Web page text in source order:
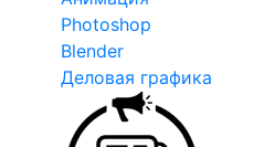
Photoshop
Blender
Деловая графика